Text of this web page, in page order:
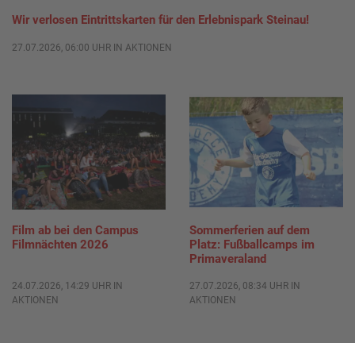
Wir verlosen Eintrittskarten für den Erlebnispark Steinau!
27.07.2026, 06:00 UHR IN AKTIONEN
Film ab bei den Campus
Filmnächten 2026
24.07.2026, 14:29 UHR IN
AKTIONEN
Sommerferien auf dem
Platz: Fußballcamps im
Primaveraland
27.07.2026, 08:34 UHR IN
AKTIONEN